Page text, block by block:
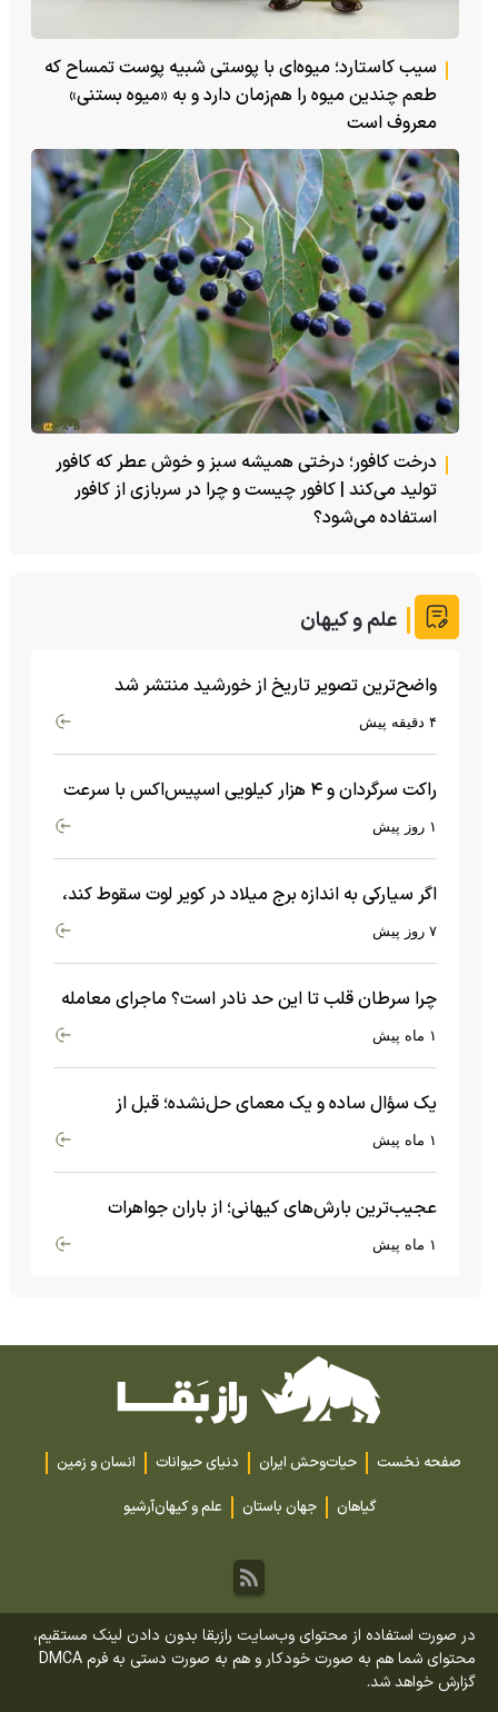
سیب کاستارد؛ میوه‌ای با پوستی شبیه پوست تمساح که
طعم چندین میوه را هم‌زمان دارد و به «میوه بستنی»
معروف است
درخت کافور؛ درختی همیشه سبز و خوش عطر که کافور
تولید می‌کند | کافور چیست و چرا در سربازی از کافور
استفاده می‌شود؟
علم و کیهان
واضح‌ترین تصویر تاریخ از خورشید منتشر شد
۴ دقیقه پیش
راکت سرگردان و ۴ هزار کیلویی اسپیس‌اکس با سرعت
هشت هزار و ۶۹۰ کیلومتر در ساعت به ماه برخورد کرد۱ روز پیش
اگر سیارکی به اندازه برج میلاد در کویر لوت سقوط کند،
چه اتفاقی می‌افتد؟
۷ روز پیش
چرا سرطان قلب تا این حد نادر است؟ ماجرای معامله
عجیبی که در بدن اتفاق می‌افتد!۱ ماه پیش
یک سؤال ساده و یک معمای حل‌نشده؛ قبل از
بیگ‌بنگ و آغاز جهان چه چیزی وجود داشت؟۱ ماه پیش
عجیب‌ترین بارش‌های کیهانی؛ از باران جواهرات
گران‌قیمت تا بارش آهن و شیشه۱ ماه پیش
صفحه نخست حیات‌وحش ایران دنیای حیوانات
انسان و زمین
گیاهان
جهان باستان علم و کیهانآرشیو
در صورت استفاده از محتوای وب‌سایت رازبقا بدون دادن لینک مستقیم،
محتوای شما هم به صورت خودکار و هم به صورت دستی به فرم DMCA
گزارش خواهد شد.